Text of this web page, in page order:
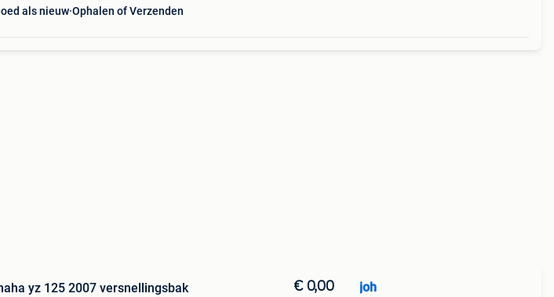
als nieuw Ophalen of Verzenden
yz 125 2007 versnellingsbak
€ 0,00 joh